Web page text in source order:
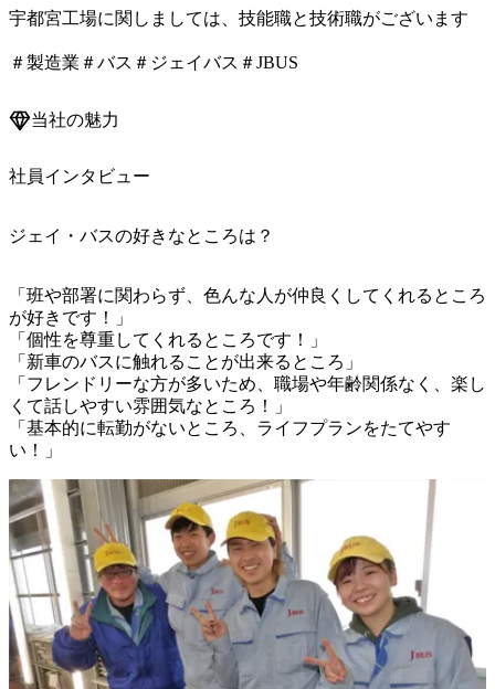
宇都宮工場に関しましては、技能職と技術職がございます
＃製造業＃バス＃ジェイバス＃JBUS
当社の魅力
社員インタビュー
ジェイ・バスの好きなところは？
「班や部署に関わらず、色んな人が仲良くしてくれるところ
が好きです！」
「個性を尊重してくれるところです！」
「新車のバスに触れることが出来るところ」
「フレンドリーな方が多いため、職場や年齢関係なく、楽し
くて話しやすい雰囲気なところ！」
「基本的に転勤がないところ、ライフプランをたてやす
い！」